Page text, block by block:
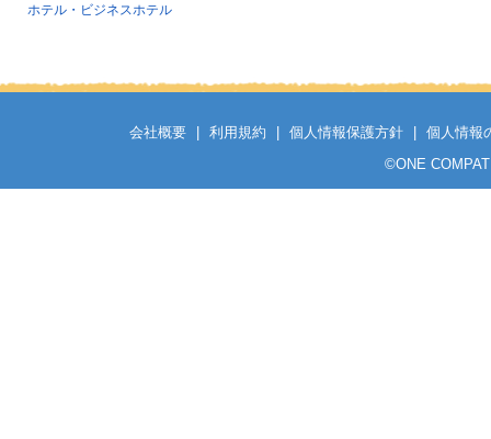
ホテル・ビジネスホテル
会社概要 利用規約 個人情報保護方針
個人情報
©ONE